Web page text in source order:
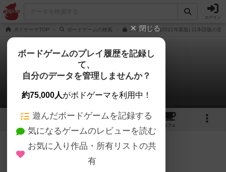
ログイン
ボドゲーマTOP ボードゲームの検索 ディクシット(2021年新版) 日本語版の通
ディクシット
ドスたかひろさんのレビュー
12 4 96
カフェ
286名 0名 0 7年以上前
閉じる
ボードゲームのプレイ履歴を記録し
て、
自分のデータを管理しませんか？
約75,000人がボドゲーマを利用中！
遊んだボードゲームを記録する
気になるゲームのレビューを読む
お気に入り作品・所有リストの共
有